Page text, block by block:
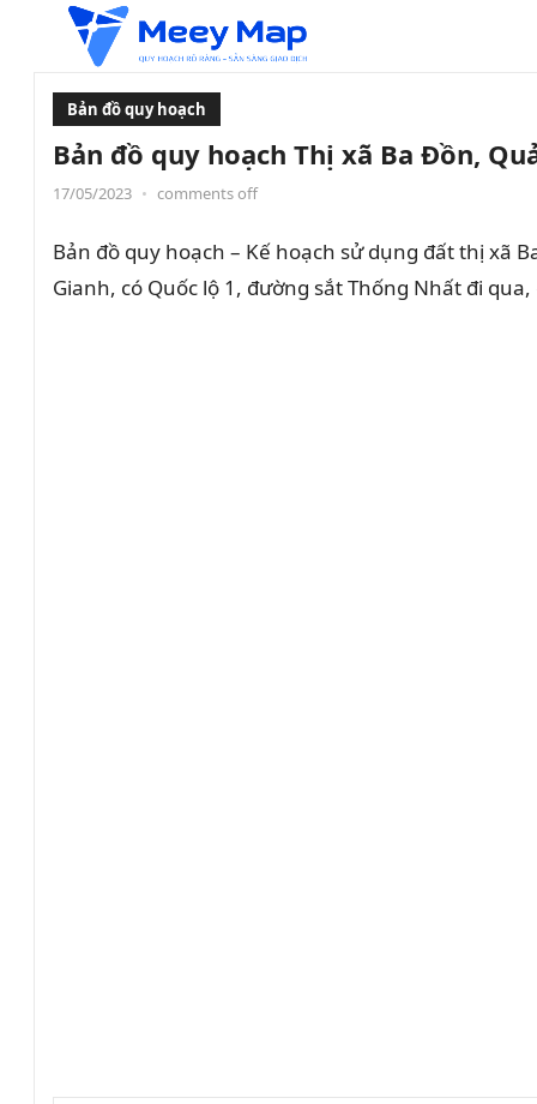
Bản đồ quy hoạch
Bản đồ quy hoạch Thị xã Ba Đồn,
17/05/2023 • comments off
Bản đồ quy hoạch – Kế hoạch sử dụng đất thị xã
Gianh, có Quốc lộ 1, đường sắt Thống Nhất đi